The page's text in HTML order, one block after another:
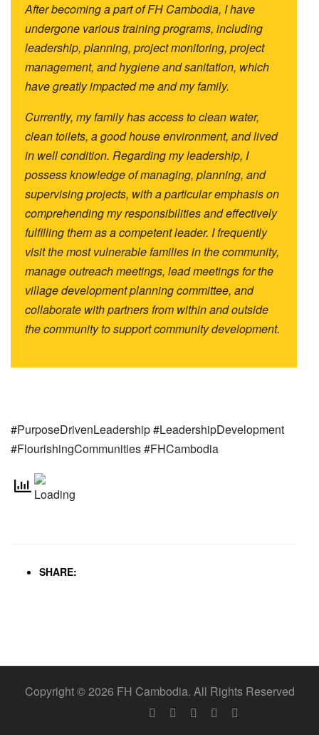
After becoming a part of FH Cambodia, I have
undergone various training programs, including
leadership, planning, project monitoring, project
management, andhygiene and sanitation, which
have greatly impacted me and my family.
Currently, my family has access to clean water,
clean toilets, a good house environment, and lived
in well condition. Regarding my leadership, I
possess knowledge of managing, planning, and
supervising projects, with a particular emphasis on
comprehending my responsibilities and effectively
fulfilling them asa competent leader. I frequently
visit the most vulnerable families in the community,
manage outreach meetings, lead meetings for the
village development planning committee, and
collaborate with partners from within and outside
the community to support community development.
#PurposeDrivenLeadership #LeadershipDevelopment
#FlourishingCommunities #FHCambodia
SHARE:
Copyright © 2026 FH Cambodia. All Rights Reserved